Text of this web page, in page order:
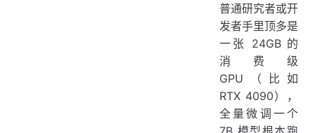
普通研究者或开
发者手里顶多是
一张 24GB 的
消费级
GPU（比如
RTX 4090），
全量微调一个